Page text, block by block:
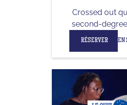
Crossed out
second-
RÉSERVER EN